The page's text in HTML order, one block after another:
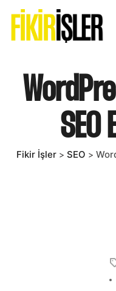
SEO
Fikir İşler > SEO >